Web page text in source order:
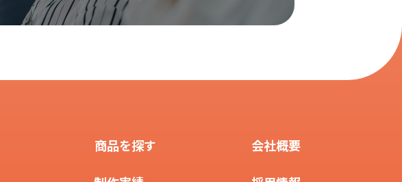
商品を探す 会社概要